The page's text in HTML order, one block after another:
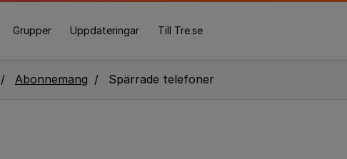
Grupper Uppdateringar Till Tre.se
Abonnemang Spärrade telefoner